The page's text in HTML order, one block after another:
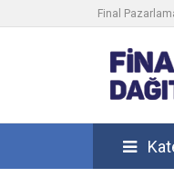
Final